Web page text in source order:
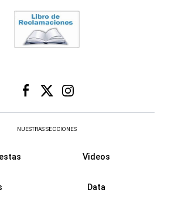
NUESTRAS SECCIONES
Videos
Data